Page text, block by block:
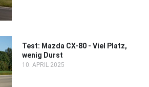
Test: Mazda CX-80 - Viel Platz,
wenig Durst
10. APRIL 2025